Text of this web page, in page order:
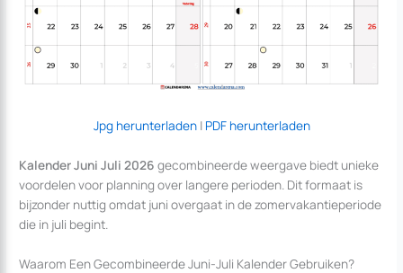
Jpg herunterladen| PDF herunterladen
Kalender Juni Juli 2026 gecombineerde weergave biedt unieke
voordelen voor planning over langere perioden. Dit formaat is
bijzonder nuttig omdat juni overgaat in de zomervakantieperiode
die in juli begint.
Waarom Een Gecombineerde Juni-Juli Kalender Gebruiken?